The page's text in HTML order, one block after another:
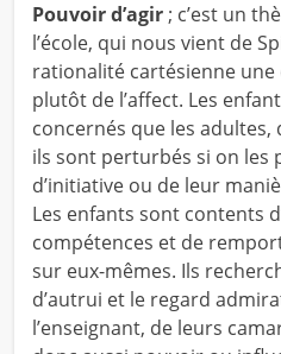
Pouvoir d’agir; c’est un
l’école, qui nous vient de
rationalité cartésienne
plutôt de l’affect. Les
concernés que les
ils sont perturbés si on les
d’initiative ou de leur
Les enfants sont contents
compétences et de
sur eux-mêmes. Ils
d’autrui et le regard
l’enseignant, de leurs